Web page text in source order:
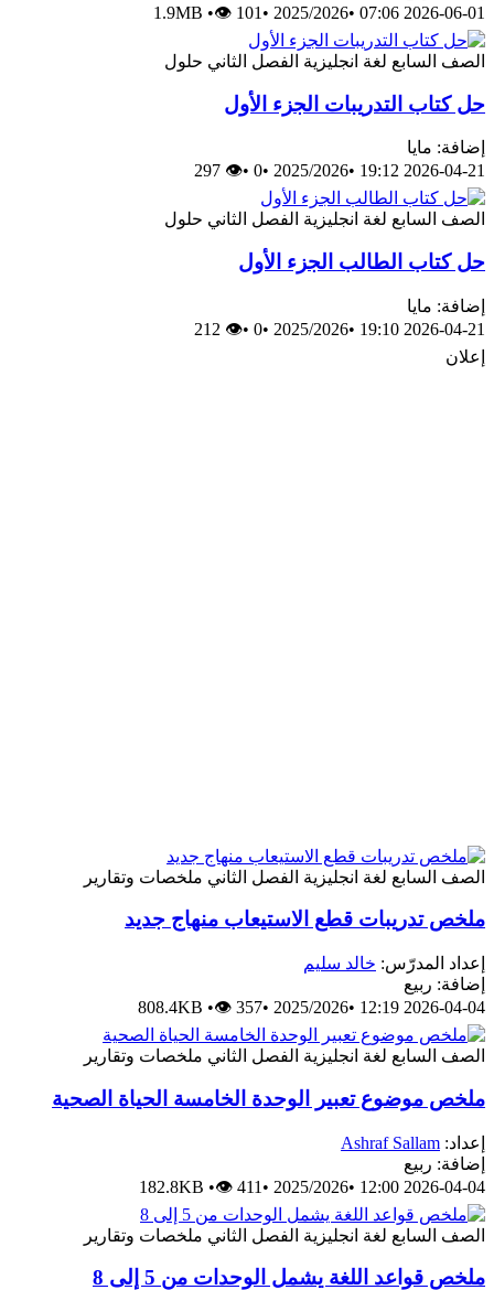
2026-06-01 07:06
•
2025/2026
•
1.9MB •👁 101
الصف السابع لغة انجليزية الفصل الثاني حلول
حل كتاب التدريبات الجزء الأول
إضافة: مايا
2026-04-21 19:12
•
2025/2026
•
0
•
👁 297
الصف السابع لغة انجليزية الفصل الثاني حلول
حل كتاب الطالب الجزء الأول
إضافة: مايا
2026-04-21 19:10
•
2025/2026
•
0
•
👁 212
إعلان
الصف السابع لغة انجليزية الفصل الثاني ملخصات وتقارير
ملخص تدريبات قطع الاستيعاب منهاج جديد
إعداد المدرّس: خالد سليم
إضافة: ربيع
2026-04-04 12:19
•
2025/2026
•
808.4KB •👁 357
الصف السابع لغة انجليزية الفصل الثاني ملخصات وتقارير
ملخص موضوع تعبير الوحدة الخامسة الحياة الصحية
إعداد: Ashraf Sallam
إضافة: ربيع
2026-04-04 12:00
•
2025/2026
•
182.8KB •👁 411
الصف السابع لغة انجليزية الفصل الثاني ملخصات وتقارير
ملخص قواعد اللغة يشمل الوحدات من 5 إلى 8